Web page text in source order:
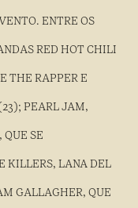
ENTRE OS
RED HOT CHILI
THE RAPPER E
PEARL JAM,
SE
KILLERS, LANA DEL
GALLAGHER, QUE